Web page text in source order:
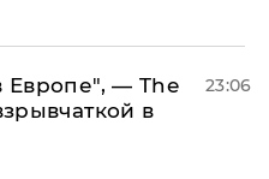
Европе", — The
в
23:06